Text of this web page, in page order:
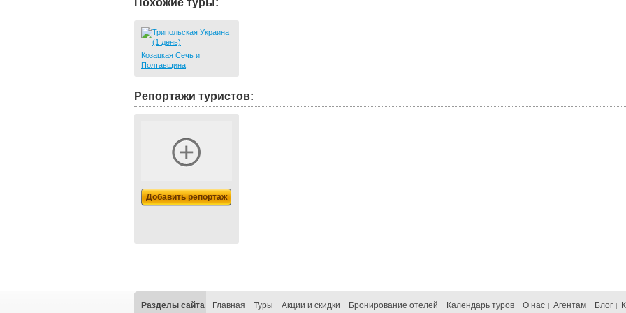
Похожие туры:
Козацкая Сечь и
Полтавщина
Репортажи туристов:
Добавить репортаж
Разделы сайта Главная Туры Акции и скидки Бронирование отелей Календарь туров О нас Агентам Блог